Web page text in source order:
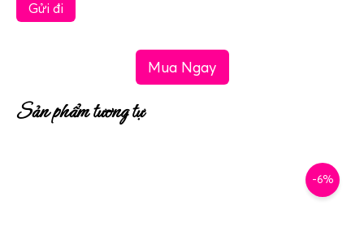
Mua Ngay
Sản phẩm tương tự
-6%